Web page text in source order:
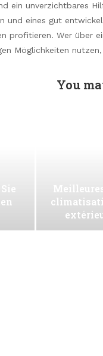
ein unverzichtbares
und eines gut
profitieren. Wer über
Möglichkeiten
You